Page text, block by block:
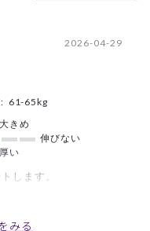
2026-04-29
61-65kg
大きめ
伸びない
厚い
します。
みる